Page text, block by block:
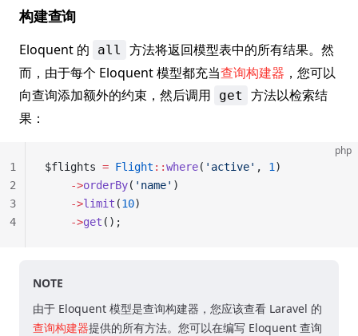
构建查询
Eloquent 的 all
方法将返回模型表中的所有结果。然
而，由于每个 Eloquent 模型都充当查询构建器 ，您可以
向查询添加额外的约束，然后调用
get
方法以检索结
果：
php
$flights = Flight ::where( 'active' , 1 )
    ->
orderBy( 'name' )
    ->
limit (10)
    ->
get ();
1
2
3
4
NOTE
由于 Eloquent 模型是查询构建器，您应该查看 Laravel 的
查询构建器提供的所有方法。您可以在编写 Eloquent 查询